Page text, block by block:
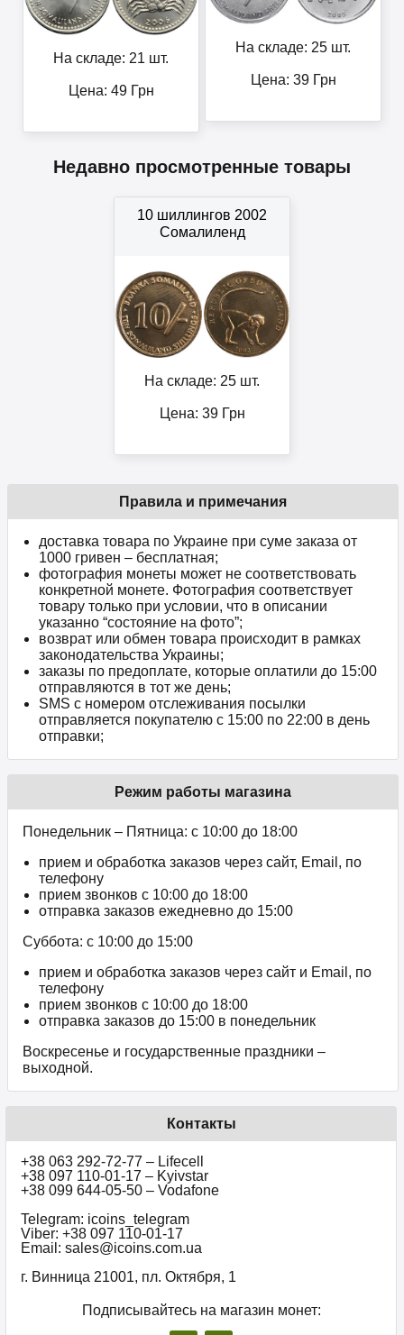
На складе: 21 шт.
Цена: 49Грн
На складе: 25 шт.
Цена: 39Грн
Недавно просмотренные товары
10 шиллингов 2002
Сомалиленд
На складе: 25 шт.
Цена: 39Грн
Правила и примечания
доставка товара по Украине при суме заказа от
1000 гривен – бесплатная;
фотография монеты может не соответствовать
конкретной монете. Фотография соответствует
товару только при условии, что в описании
указанно “состояние на фото”;
возврат или обмен товара происходит в рамках
законодательства Украины;
заказы по предоплате, которые оплатили до 15:00
отправляются в тот же день;
SMS с номером отслеживания посылки
отправляется покупателю с 15:00 по 22:00 в день
отправки;
Режим работы магазина
Понедельник – Пятница: с 10:00 до 18:00
прием и обработка заказов через сайт, Email, по
телефону
прием звонков c 10:00 до 18:00
отправка заказов ежедневно до 15:00
Суббота: с 10:00 до 15:00
прием и обработка заказов через сайт и Email, по
телефону
прием звонков c 10:00 до 18:00
отправка заказов до 15:00 в понедельник
Воскресенье и государственные праздники –
выходной.
Контакты
+38 063 292-72-77 – Lifecell
+38 097 110-01-17 – Kyivstar
+38 099 644-05-50 – Vodafone
Telegram: icoins_telegram
Viber: +38 097 110-01-17
Email: sales@icoins.com.ua
г. Винница 21001, пл. Октября, 1
Подписывайтесь на магазин монет: